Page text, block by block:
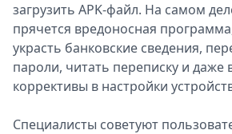
загрузить APK-файл. На самом
прячется вредоносная
украсть банковские сведения,
пароли, читать переписку и даже
коррективы в настройки
Специалисты советуют